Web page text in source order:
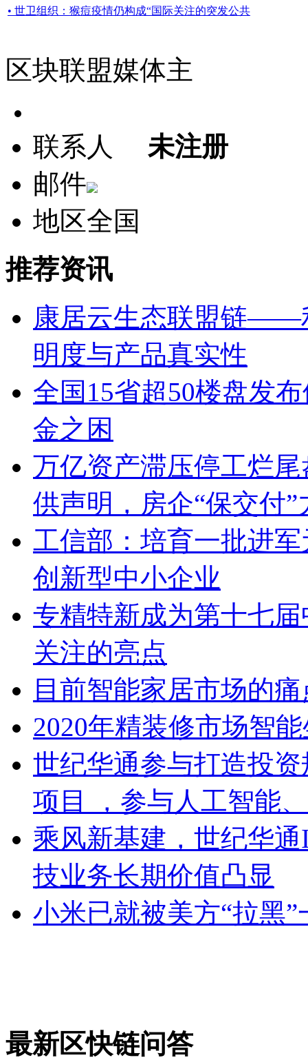
• 世卫组织：猴痘疫情仍构成“国际关注的突发公共
区块联盟媒体主
联系人
未注册
邮件
地区全国
推荐资讯
康居云生态联盟链——
明度与产品真实性
全国15省超50楼盘发
金之困
万亿资产滞压停工烂
供声明，房企“保交付”
工信部：培育一批进
创新型中小企业
专精特新成为第十七
关注的亮点
目前智能家居市场的痛
2020年精装修市场智
世纪华通参与打造投
项目 ，参与人工智能
乘风新基建，世纪华
技业务长期价值凸显
小米已就被美方“拉黑
最新区快链问答